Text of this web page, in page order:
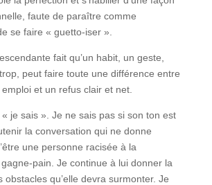
faute de paraître comme
se faire « guetto-iser ».
fait qu’un habit, un geste,
peut faire toute une différence entre
emploi et un refus clair et net.
je sais ». Je ne sais pas si son ton est
la conversation qui ne donne
une personne racisée à la
gagne-pain. Je continue à lui donner la
obstacles qu’elle devra surmonter. Je